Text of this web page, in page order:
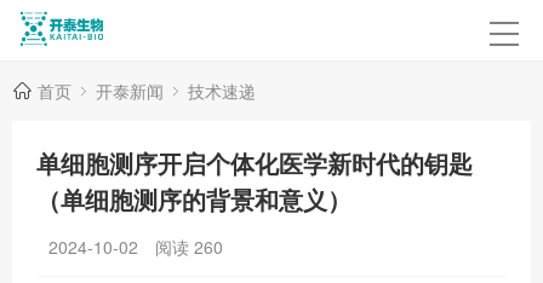
首页 开泰新闻 技术速递
单细胞测序开启个体化医学新时代的钥匙
（单细胞测序的背景和意义）
2024-10-02 阅读 260